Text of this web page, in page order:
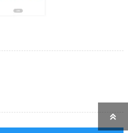
